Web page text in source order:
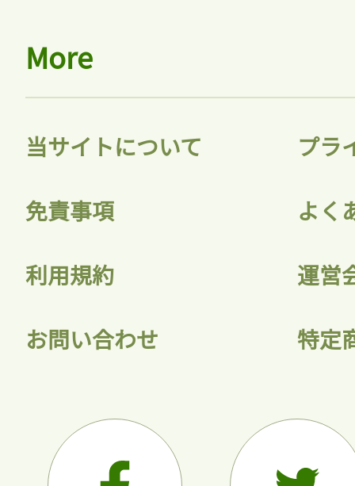
会員登録
More
当サイトについて プラ
免責事項 よく
利用規約 運営
お問い合わせ 特定